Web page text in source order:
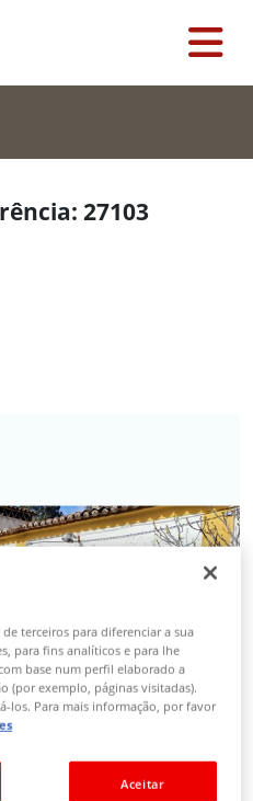
a página inicial
27103
terceiros para diferenciar a sua
para fins analíticos e para lhe
base num perfil elaborado a
(por exemplo, páginas visitadas).
los. Para mais informação, por favor
Aceitar